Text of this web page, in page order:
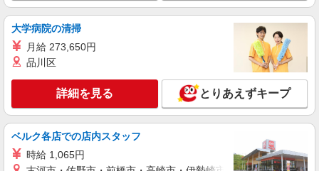
月給23万円〜
ヒルトン成田 （千葉県成田市小菅456）
詳細を見る
株式会社全日警
当含実績/月収平均356,000円） ※入社祝金10万円
大学病院の清掃
月給 273,650円
品川区
詳細を見る とりあえずキープ
ベルク各店での店内スタッフ
時給 1,065円